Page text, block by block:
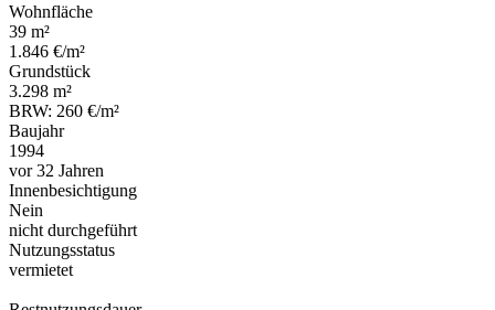
Wohnfläche
39 m²
1.846 €/m²
Grundstück
3.298 m²
BRW: 260 €/m²
Baujahr
1994
vor 32 Jahren
Innenbesichtigung
Nein
nicht durchgeführt
Nutzungsstatus
vermietet